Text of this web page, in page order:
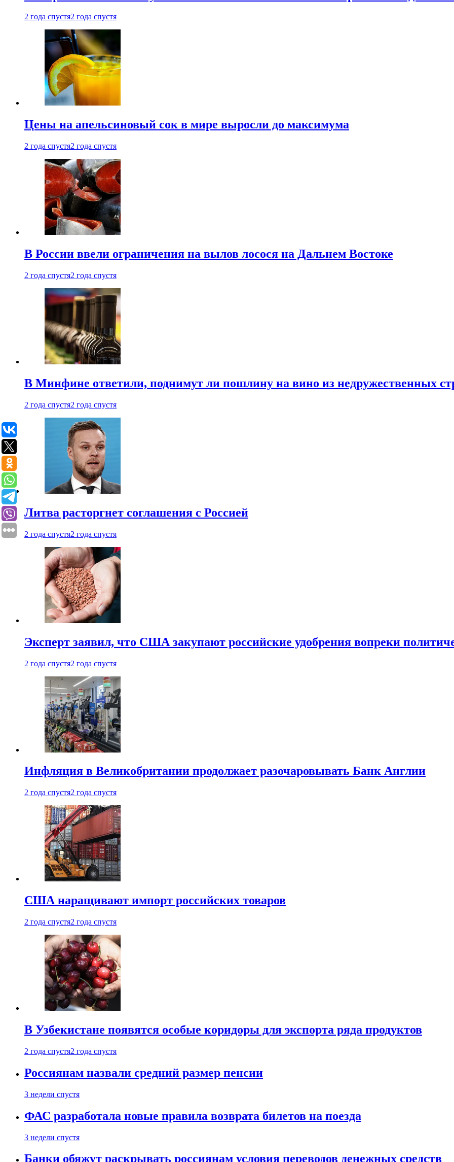
2 года спустя2 года спустя
Цены на апельсиновый сок в мире выросли до максимума
2 года спустя2 года спустя
В России ввели ограничения на вылов лосося на Дальнем Востоке
2 года спустя2 года спустя
В Минфине ответили, поднимут ли пошлину на вино из недружественных
2 года спустя2 года спустя
Литва расторгнет соглашения с Россией
2 года спустя2 года спустя
Эксперт заявил, что США закупают российские удобрения вопреки
2 года спустя2 года спустя
Инфляция в Великобритании продолжает разочаровывать Банк Англии
2 года спустя2 года спустя
США наращивают импорт российских товаров
2 года спустя2 года спустя
В Узбекистане появятся особые коридоры для экспорта ряда продуктов
2 года спустя2 года спустя
Россиянам назвали средний размер пенсии
3 недели спустя
ФАС разработала новые правила возврата билетов на поезда
3 недели спустя
Банки обяжут раскрывать россиянам условия переводов денежных средств